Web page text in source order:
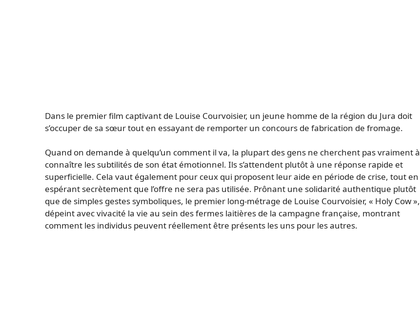
Dans le premier film captivant de Louise Courvoisier, un jeune homme de la région du Jura doit
s’occuper de sa sœur tout en essayant de remporter un concours de fabrication de fromage.
Quand on demande à quelqu’un comment il va, la plupart des gens ne cherchent pas vraiment à
connaître les subtilités de son état émotionnel. Ils s’attendent plutôt à une réponse rapide et
superficielle. Cela vaut également pour ceux qui proposent leur aide en période de crise, tout en
espérant secrètement que l’offre ne sera pas utilisée. Prônant une solidarité authentique plutôt
que de simples gestes symboliques, le premier long-métrage de Louise Courvoisier, « Holy Cow »,
dépeint avec vivacité la vie au sein des fermes laitières de la campagne française, montrant
comment les individus peuvent réellement être présents les uns pour les autres.